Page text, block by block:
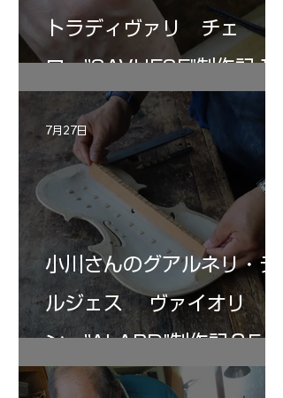
トラディヴァリ チェ
ロ ”SAVUESE"制作記１2
小川さんのグアルネリ・デ
ルジェス ヴァイオリ
ン ”ALARD"制作記３5
7月27日